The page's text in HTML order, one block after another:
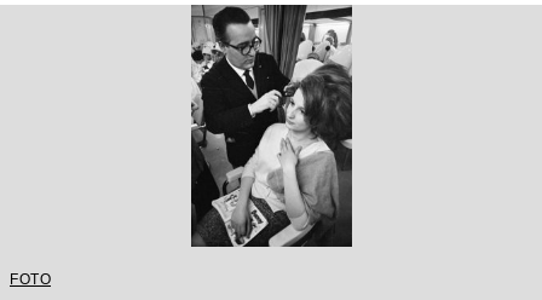
FOTO